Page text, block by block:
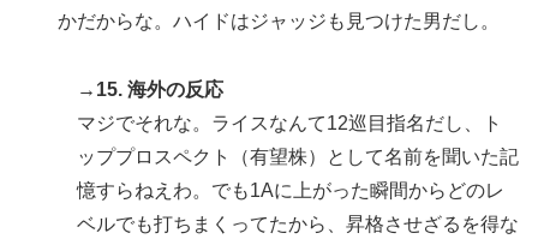
かだからな。ハイドはジャッジも見つけた男だし。
→15. 海外の反応
マジでそれな。ライスなんて12巡目指名だし、ト
ッププロスペクト（有望株）として名前を聞いた記
憶すらねえわ。でも1Aに上がった瞬間からどのレ
ベルでも打ちまくってたから、昇格させざるを得な